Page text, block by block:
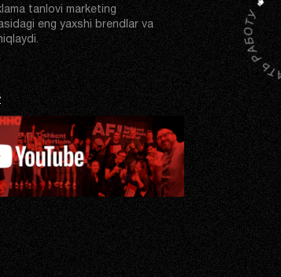
tanlovi marketing
eng yaxshi brendlar va